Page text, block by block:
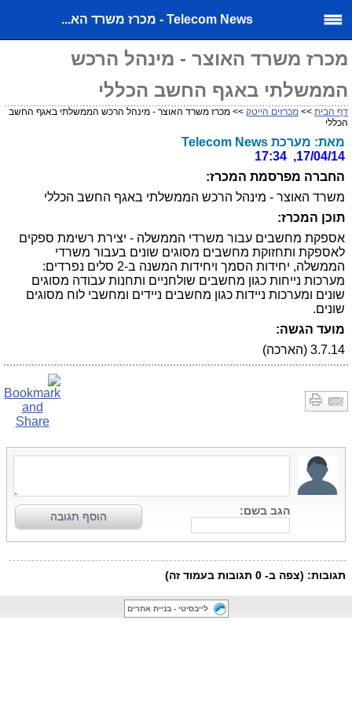
Telecom News - מכרז משרד הא...
מכרז משרד האוצר - מינהל הרכש
הממשלתי באגף החשב הכללי
דף הבית >> מכרזים הייטק >> מכרז משרד האוצר - מינהל הרכש הממשלתי באגף החשב
הכללי
מאת: מערכת Telecom News
17/04/14, 17:34
החברה מפרסמת המכרז:
משרד האוצר - מינהל הרכש הממשלתי באגף החשב הכללי
תוכן המכרז:
אספקת מחשבים עבור משרדי הממשלה - יצירת רשימת ספקים
לאספקת ותחזוקת מחשבים מסוגים שונים בעבור משרדי
הממשלה, יחידות הסמך ויחידות המשנה ב-2 סלים נפרדים:
מערכות נייחות כגון מחשבים שולחניים ותחנות עבודה מסוגים
שונים ומערכות ניידות כגון מחשבים ניידים ומחשבי לוח מסוגים
שונים.
מועד הגשה:
3.7.14 (הארכה)
לייבסיטי - בניית אתרים